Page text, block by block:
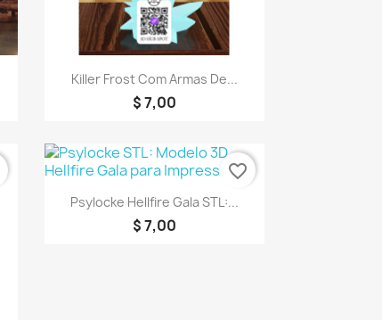
Visualização rápida
Killer Frost Com Armas De...
$ 7,00
Visualização rápida
Psylocke Hellfire Gala STL:...
$ 7,00
favorite_border